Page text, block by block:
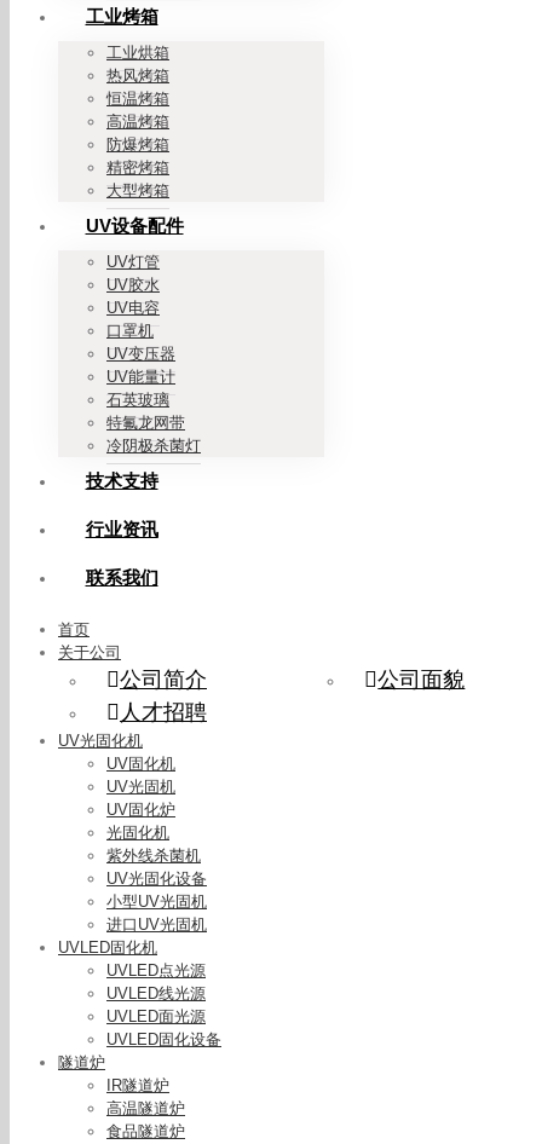
工业烤箱
工业烘箱
热风烤箱
恒温烤箱
高温烤箱
防爆烤箱
精密烤箱
大型烤箱
UV设备配件
UV灯管
UV胶水
UV电容
口罩机
UV变压器
UV能量计
石英玻璃
特氟龙网带
冷阴极杀菌灯
技术支持
行业资讯
联系我们
首页
关于公司
公司简介
公司面貌
人才招聘
UV光固化机
UV固化机
UV光固机
UV固化炉
光固化机
紫外线杀菌机
UV光固化设备
小型UV光固机
进口UV光固机
UVLED固化机
UVLED点光源
UVLED线光源
UVLED面光源
UVLED固化设备
隧道炉
IR隧道炉
高温隧道炉
食品隧道炉